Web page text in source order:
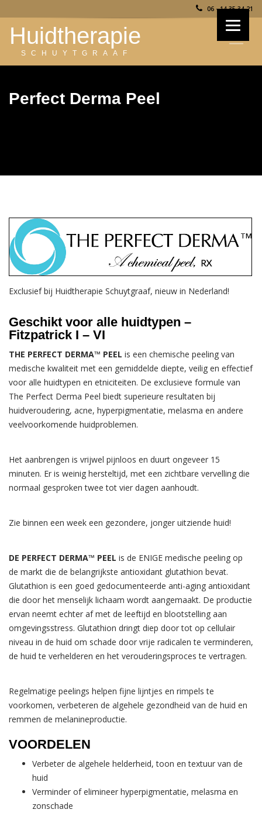
06 - 14 35 34 21
Huidtherapie
SCHUYTGRAAF
Perfect Derma Peel
Exclusief bij Huidtherapie Schuytgraaf, nieuw in Nederland!
Geschikt voor alle huidtypen –
Fitzpatrick I – VI
THE PERFECT DERMA™ PEEL is een chemische peeling van
medische kwaliteit met een gemiddelde diepte, veilig en effectief
voor alle huidtypen en etniciteiten. De exclusieve formule van
The Perfect Derma Peel biedt superieure resultaten bij
huidveroudering, acne, hyperpigmentatie, melasma en andere
veelvoorkomende huidproblemen.
Het aanbrengen is vrijwel pijnloos en duurt ongeveer 15
minuten. Er is weinig hersteltijd, met een zichtbare vervelling die
normaal gesproken twee tot vier dagen aanhoudt.
Zie binnen een week een gezondere, jonger uitziende huid!
DE PERFECT DERMA™ PEEL is de ENIGE medische peeling op
de markt die de belangrijkste antioxidant glutathion bevat.
Glutathion is een goed gedocumenteerde anti-aging antioxidant
die door het menselijk lichaam wordt aangemaakt. De productie
ervan neemt echter af met de leeftijd en blootstelling aan
omgevingsstress. Glutathion dringt diep door tot op cellulair
niveau in de huid om schade door vrije radicalen te verminderen,
de huid te verhelderen en het verouderingsproces te vertragen.
Regelmatige peelings helpen fijne lijntjes en rimpels te
voorkomen, verbeteren de algehele gezondheid van de huid en
remmen de melanineproductie.
VOORDELEN
Verbeter de algehele helderheid, toon en textuur van de
huid
Verminder of elimineer hyperpigmentatie, melasma en
zonschade